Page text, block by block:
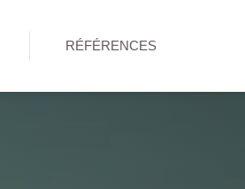
RÉFÉRENCES